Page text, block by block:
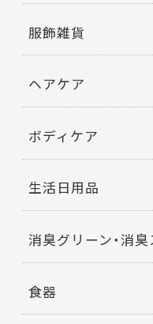
服飾雑貨
ヘアケア
ボディケア
生活日用品
消臭グリーン・消
食器